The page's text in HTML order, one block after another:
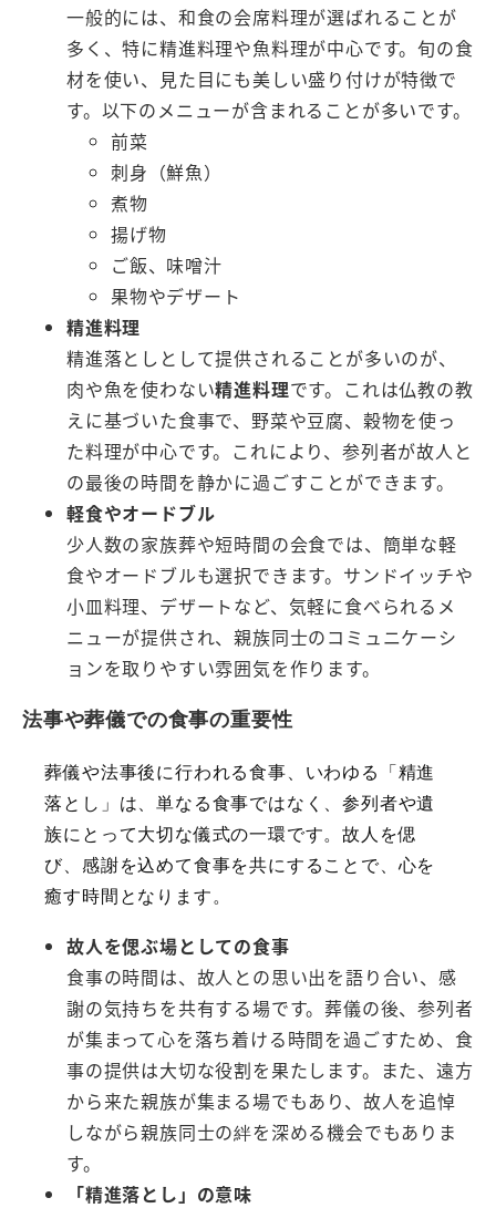
一般的には、和食の会席料理が選ばれることが
多く、特に精進料理や魚料理が中心です。旬の食
材を使い、見た目にも美しい盛り付けが特徴で
す。以下のメニューが含まれることが多いです。
前菜
刺身（鮮魚）
煮物
揚げ物
ご飯、味噌汁
果物やデザート
精進料理
精進落としとして提供されることが多いのが、
肉や魚を使わない精進料理です。これは仏教の教
えに基づいた食事で、野菜や豆腐、穀物を使っ
た料理が中心です。これにより、参列者が故人と
の最後の時間を静かに過ごすことができます。
軽食やオードブル
少人数の家族葬や短時間の会食では、簡単な軽
食やオードブルも選択できます。サンドイッチや
小皿料理、デザートなど、気軽に食べられるメ
ニューが提供され、親族同士のコミュニケーシ
ョンを取りやすい雰囲気を作ります。
法事や葬儀での食事の重要性
葬儀や法事後に行われる食事、いわゆる「精進
落とし」は、単なる食事ではなく、参列者や遺
族にとって大切な儀式の一環です。故人を偲
び、感謝を込めて食事を共にすることで、心を
癒す時間となります。
故人を偲ぶ場としての食事
食事の時間は、故人との思い出を語り合い、感
謝の気持ちを共有する場です。葬儀の後、参列者
が集まって心を落ち着ける時間を過ごすため、食
事の提供は大切な役割を果たします。また、遠方
から来た親族が集まる場でもあり、故人を追悼
しながら親族同士の絆を深める機会でもありま
す。
「精進落とし」の意味